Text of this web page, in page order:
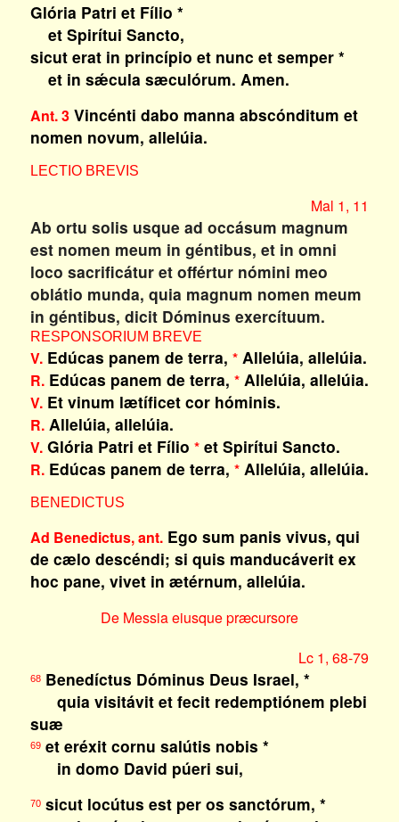
Glória Patri et Fílio *
et Spirítui Sancto,
sicut erat in princípio et nunc et semper *
et in sǽcula sæculórum. Amen.
Ant. 3Vincénti dabo manna abscónditum et
nomen novum, allelúia.
LECTIO BREVIS
Mal 1, 11
Ab ortu solis usque ad occásum magnum
est nomen meum in géntibus, et in omni
loco sacrificátur et offértur nómini meo
oblátio munda, quia magnum nomen meum
in géntibus, dicit Dóminus exercítuum.
RESPONSORIUM BREVE
V.Edúcas panem de terra, *Allelúia, allelúia.
R.Edúcas panem de terra, *Allelúia, allelúia.
V.Et vinum lætíficet cor hóminis.
R.Allelúia, allelúia.
V.Glória Patri et Fílio *et Spirítui Sancto.
R.Edúcas panem de terra, *Allelúia, allelúia.
BENEDICTUS
Ad Benedictus, ant. Ego sum panis vivus, qui
de cælo descéndi; si quis manducáverit ex
hoc pane, vivet in ætérnum, allelúia.
De Messia eiusque præcursore
Lc 1, 68-79
68Benedíctus Dóminus Deus Israel, *
quia visitávit et fecit redemptiónem plebi
suæ
69et eréxit cornu salútis nobis *
in domo David púeri sui,
70sicut locútus est per os sanctórum, *